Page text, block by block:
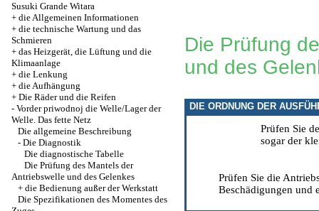
Susuki Grande Witara
+ die Allgemeinen Informationen
+ die technische Wartung und das
Schmieren
+ das Heizgerät, die Lüftung und die
Klimaanlage
+ die Lenkung
+ die Aufhängung
+ Die Räder und die Reifen
- Vorder priwodnoj die Welle/Lager der
Welle. Das fette Netz
Die allgemeine Beschreibung
- Die Diagnostik
Die diagnostische Tabelle
Die Prüfung des Mantels der
Antriebswelle und des Gelenkes
+ die Bedienung außer der Werkstatt
Die Spezifikationen des Momentes des
Die Prüfung
und des
DIE ORDNUNG DER
Prüfen Sie
sogar der
Prüfen Sie die
Beschädigungen und